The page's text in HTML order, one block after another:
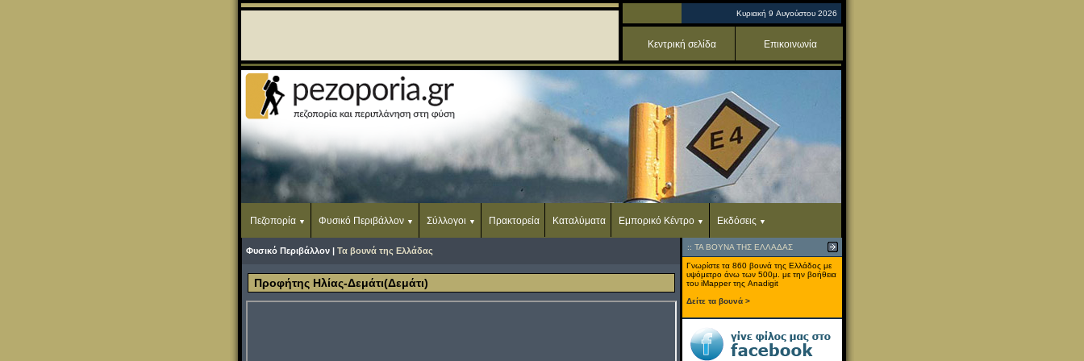
Κυριακή 9 Αυγούστου 2026
Κεντρική σελίδα Επικοινωνία
Πεζοπορία Φυσικό Περιβάλλον Σύλλογοι Πρακτορεία Καταλύματα Εμπορικό Κέντρο Εκδόσεις
Φυσικό Περιβάλλον | Τα βουνά της Ελλάδας
Προφήτης Ηλίας-Δεμάτι(Δεμάτι)
:: ΤΑ ΒΟΥΝΑ ΤΗΣ ΕΛΛΑΔΑΣ
Γνωρίστε τα 860 βουνά της Ελλάδος με
υψόμετρο άνω των 500μ. με την βοήθεια
του iMapper της Anadigit
Δείτε τα βουνά >